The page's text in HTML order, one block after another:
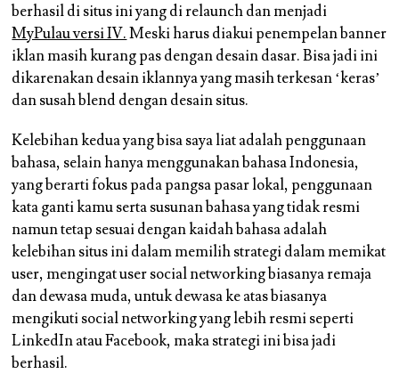
berhasil di situs ini yang di relaunch dan menjadi
MyPulau versi IV.Meski harus diakui penempelan banner
iklan masih kurang pas dengan desain dasar. Bisa jadi ini
dikarenakan desain iklannya yang masih terkesan ‘keras’
dan susah blend dengan desain situs.
Kelebihan kedua yang bisa saya liat adalah penggunaan
bahasa, selain hanya menggunakan bahasa Indonesia,
yang berarti fokus pada pangsa pasar lokal, penggunaan
kata ganti kamu serta susunan bahasa yang tidak resmi
namun tetap sesuai dengan kaidah bahasa adalah
kelebihan situs ini dalam memilih strategi dalam memikat
user, mengingat user social networking biasanya remaja
dan dewasa muda, untuk dewasa ke atas biasanya
mengikuti social networking yang lebih resmi seperti
LinkedIn atau Facebook, maka strategi ini bisa jadi
berhasil.